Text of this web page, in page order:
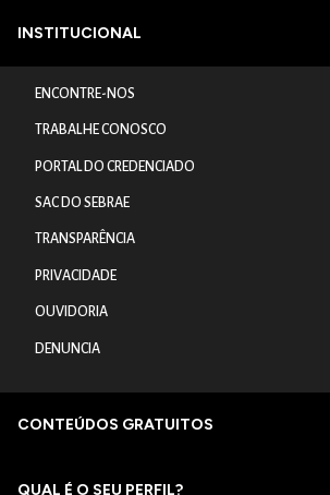
INSTITUCIONAL
ENCONTRE-NOS
TRABALHE CONOSCO
PORTAL DO CREDENCIADO
SAC DO SEBRAE
TRANSPARÊNCIA
PRIVACIDADE
OUVIDORIA
DENUNCIA
CONTEÚDOS GRATUITOS
QUAL É O SEU PERFIL?